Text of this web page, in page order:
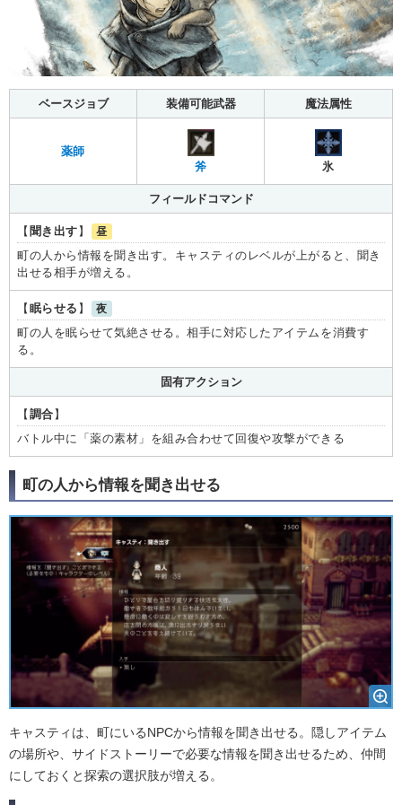
ベースジョブ 装備可能武器 魔法属性
薬師
斧
氷
フィールドコマンド
【 聞き出す 】
昼
町の人から情報を聞き出す。キャスティのレベルが上がると、聞き
出せる相手が増える。
【 眠らせる 】
夜
町の人を眠らせて気絶させる。相手に対応したアイテムを消費す
る。
固有アクション
【 調合 】
バトル中に「薬の素材」を組み合わせて回復や攻撃ができる
町の人から情報を聞き出せる
キャスティは、町にいるNPCから情報を聞き出せる。隠しアイテム
の場所や、サイドストーリーで必要な情報を聞き出せるため、仲間
にしておくと探索の選択肢が増える。